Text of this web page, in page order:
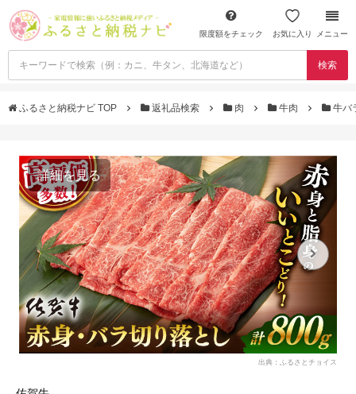
限度額をチェック お気に入り メニュー
検索
ふるさと納税ナビ TOP 返礼品検索 肉 牛肉 牛バ
詳細を見る
出典：ふるさとチョイス